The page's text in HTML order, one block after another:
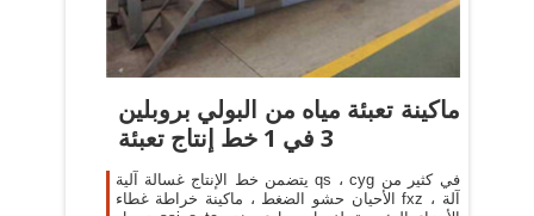
ماكينة تعبئة مياه من البولي بروبلين
3 في 1 خط إنتاج تعبئة
يتضمن خط الإنتاج غسالة آلية qs ، cyg في كثير من
الأحيان حشو الضغط ، ماكينة خراطة غطاء fxz ، آلة